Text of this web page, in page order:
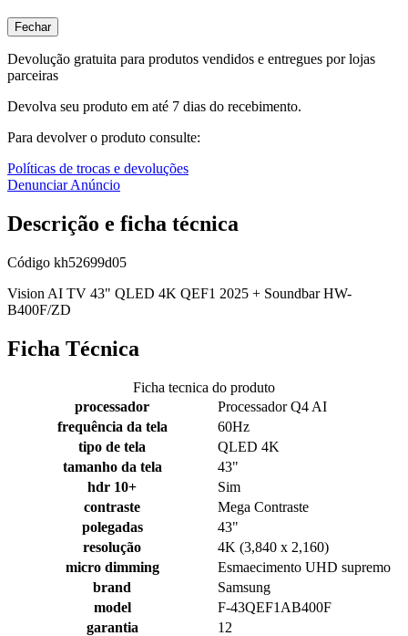
Fechar
Devolução gratuita para produtos vendidos e entregues por lojas
parceiras
Devolva seu produto em até 7 dias do recebimento.
Para devolver o produto consulte:
Políticas de trocas e devoluções
Denunciar Anúncio
Descrição e ficha técnica
Código kh52699d05
Vision AI TV 43" QLED 4K QEF1 2025 + Soundbar HW-
B400F/ZD
Ficha Técnica
Ficha tecnica do produto
processador
Processador Q4 AI
frequência da tela
60Hz
tipo de tela
QLED 4K
tamanho da tela
43"
hdr 10+
Sim
contraste
Mega Contraste
polegadas
43"
resolução
4K (3,840 x 2,160)
micro dimming
Esmaecimento UHD supremo
brand
Samsung
model
F-43QEF1AB400F
garantia
12